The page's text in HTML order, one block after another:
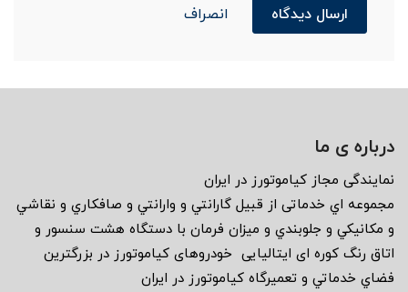
ارسال دیدگاه انصراف
درباره ی ما
نمايندگى مجاز كياموتورز در ايران
مجموعه اي خدماتى از قبيل گارانتي و وارانتي و صافكاري و نقاشي
و مكانيكي و جلوبندي و ميزان فرمان با دستگاه هشت سنسور و
اتاق رنگ كوره اى ايتاليايى خودروهاى كياموتورز در بزرگترين
فضاي خدماتي و تعميرگاه كياموتورز در ايران